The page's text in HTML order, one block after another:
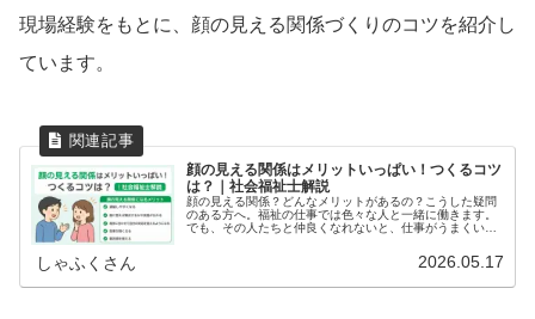
現場経験をもとに、顔の見える関係づくりのコツを紹介し
ています。
顔の見える関係はメリットいっぱい！つくるコツ
は？｜社会福祉士解説
顔の見える関係？どんなメリットがあるの？こうした疑問
のある方へ。福祉の仕事では色々な人と一緒に働きます。
でも、その人たちと仲良くなれないと、仕事がうまくいか
しゃふくさん 2026.05.17